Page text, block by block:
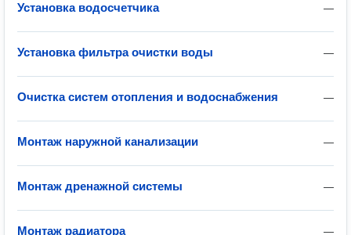
—
Установка водосчетчика
—
Установка фильтра очистки воды
—
Очистка систем отопления и водоснабжения
—
Монтаж наружной канализации
—
Монтаж дренажной системы
—
Монтаж радиатора